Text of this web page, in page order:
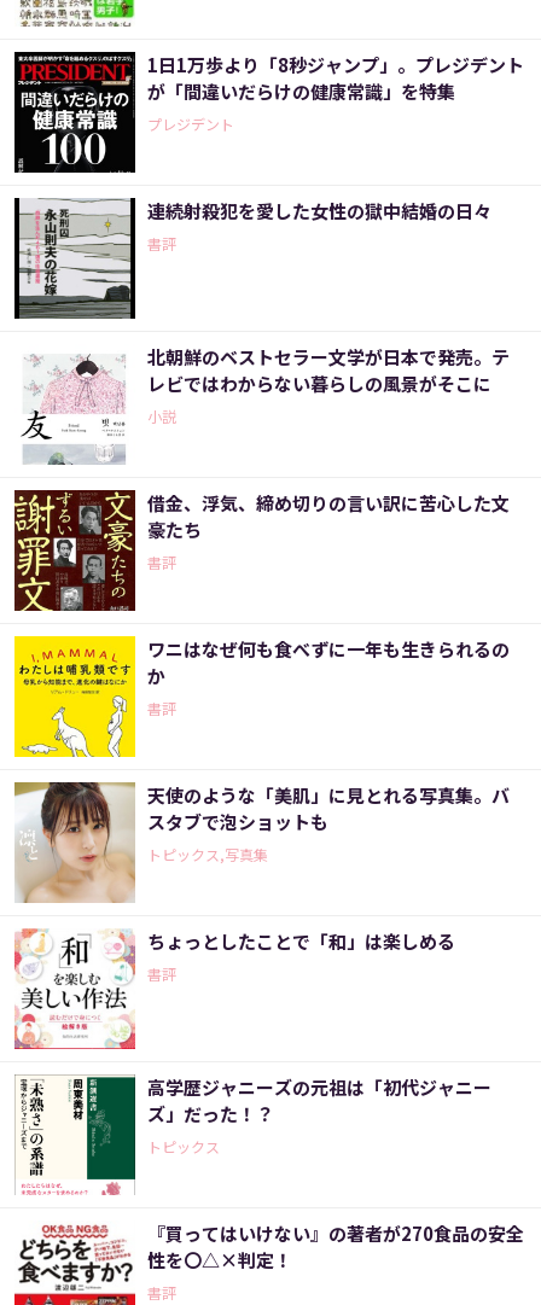
1日1万歩より「8秒ジャンプ」。プレジデント
が「間違いだらけの健康常識」を特集
プレジデント
連続射殺犯を愛した女性の獄中結婚の日々
書評
北朝鮮のベストセラー文学が日本で発売。テ
レビではわからない暮らしの風景がそこに
小説
借金、浮気、締め切りの言い訳に苦心した文
豪たち
書評
ワニはなぜ何も食べずに一年も生きられるの
か
書評
天使のような「美肌」に見とれる写真集。バ
スタブで泡ショットも
トピックス,写真集
ちょっとしたことで「和」は楽しめる
書評
高学歴ジャニーズの元祖は「初代ジャニー
ズ」だった！？
トピックス
『買ってはいけない』の著者が270食品の安全
性を〇△×判定！
書評